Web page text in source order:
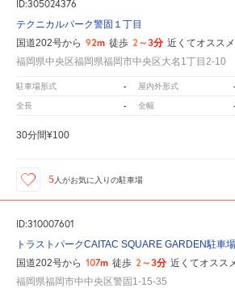
ID:305024376
テクニカルパーク警固１丁目
国道202号から 92m 徒歩 2～3分 近くてオススメ
福岡県中央区福岡県福岡市中央区大名1丁目2-10
駐車場形式 - 屋内外形式 -
全長 - 全幅 -
30分間¥100
5 人がお気に入りの駐車場
ID:310007601
トラストパークCAITAC SQUARE GARDEN駐車場
国道202号から 107m 徒歩 2～3分 近くてオスス
福岡県福岡市中中央区警固1-15-35